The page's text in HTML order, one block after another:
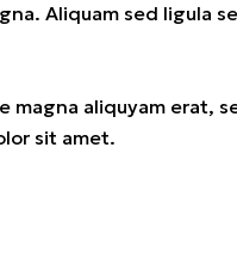
Aliquam sed ligula
aliquyam erat,
sit amet.